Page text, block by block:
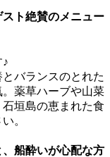
ト絶賛のメニュー
バランスのとれた
薬草ハーブや山菜
垣島の恵まれた食
。
船酔いが心配な方